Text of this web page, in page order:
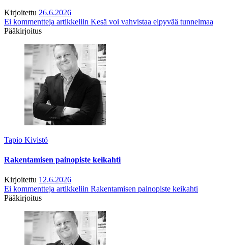
Kirjoitettu 26.6.2026
Ei kommentteja artikkeliin Kesä voi vahvistaa elpyvää tunnelmaa
Pääkirjoitus
Tapio Kivistö
Rakentamisen painopiste keikahti
Kirjoitettu 12.6.2026
Ei kommentteja artikkeliin Rakentamisen painopiste keikahti
Pääkirjoitus